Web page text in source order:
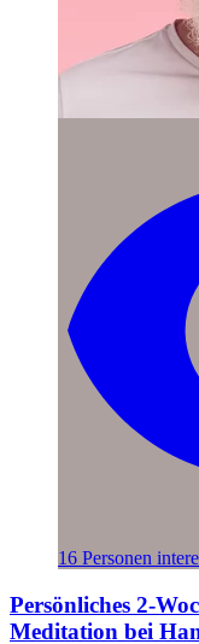
16 Personen
Persönliches 2-
Meditation bei